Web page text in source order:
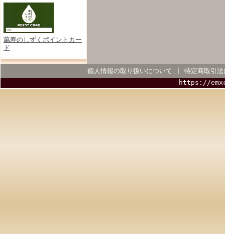
萬寿のしずくポイントカー
ド
個人情報の取り扱いについて
特定商取引
https://